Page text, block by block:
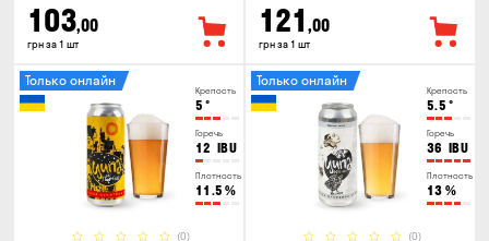
103,00
грн за 1 шт
121 ,00
грн за 1 шт
Крепость
5 °
Горечь
12 IBU
Плотность
11.5 %
(0)
Только онлайн
Крепость
5.5 °
Горечь
36 IBU
Плотность
13 %
(0)
Только онлайн